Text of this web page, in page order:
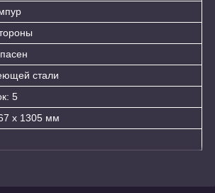
стали
5
х 1305 мм